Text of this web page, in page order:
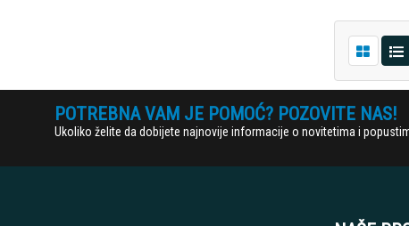
POTREBNA VAM JE POMOĆ? POZOVITE NAS!
Ukoliko želite da dobijete najnovije informacije o novitetima i